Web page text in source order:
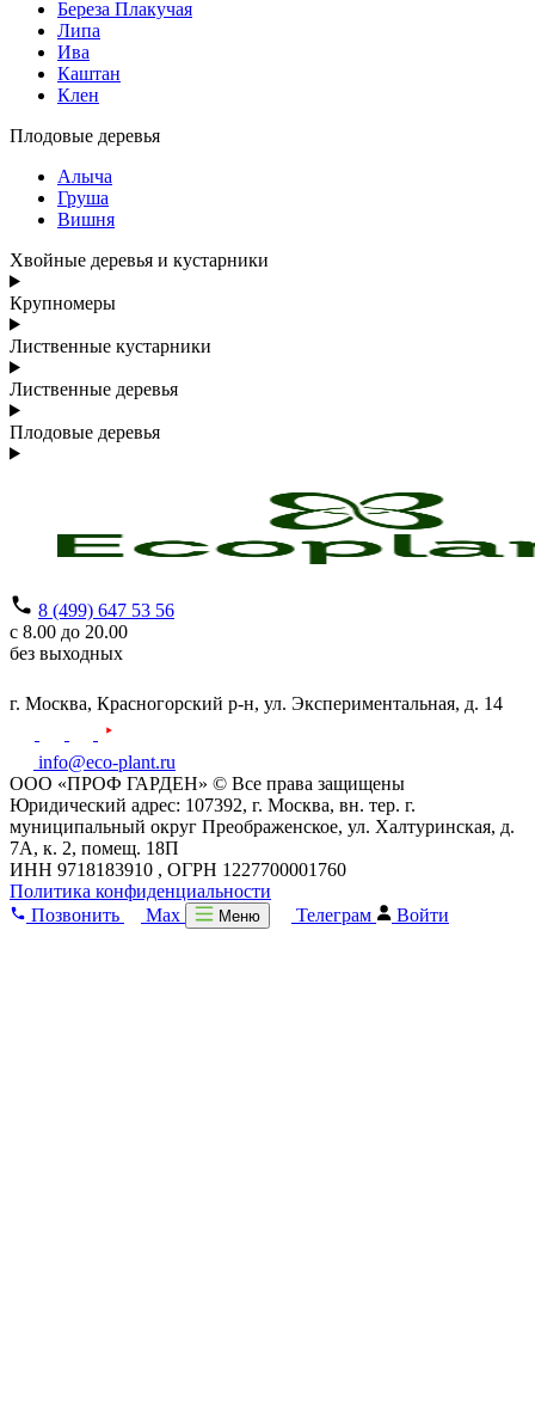
Береза Плакучая
Липа
Ива
Каштан
Клен
Плодовые деревья
Алыча
Груша
Вишня
Хвойные деревья и кустарники
Крупномеры
Лиственные кустарники
Лиственные деревья
Плодовые деревья
8 (499) 647 53 56
с 8.00 до 20.00
без выходных
г. Москва, Красногорский р-н, ул. Экспериментальная, д. 14
info@eco-plant.ru
ООО «ПРОФ ГАРДЕН» © Все права защищены
Юридический адрес: 107392, г. Москва, вн. тер. г.
муниципальный округ Преображенское, ул. Халтуринская, д.
7А, к. 2, помещ. 18П
ИНН 9718183910 , ОГРН 1227700001760
Политика конфиденциальности
Позвонить
Max Меню Телеграм Войти